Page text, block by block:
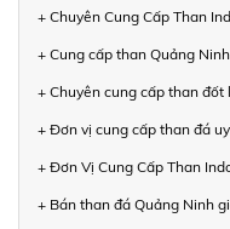
+ Chuyên Cung Cấp Than
+ Cung cấp than Quảng
+ Chuyên cung cấp than
+ Đơn vị cung cấp than đá
+ Đơn Vị Cung Cấp Than
+ Bán than đá Quảng Ninh